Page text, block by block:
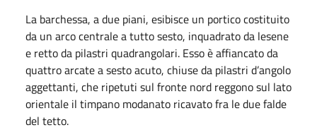
La barchessa, a due piani, esibisce un portico costituito
da un arco centrale a tutto sesto, inquadrato da lesene
e retto da pilastri quadrangolari. Esso è affiancato da
quattro arcate a sesto acuto, chiuse da pilastri d’angolo
aggettanti, che ripetuti sul fronte nord reggono sul lato
orientale il timpano modanato ricavato fra le due falde
del tetto.